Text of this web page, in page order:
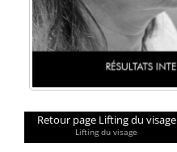
Retour page Lifting du visage
Lifting du visage